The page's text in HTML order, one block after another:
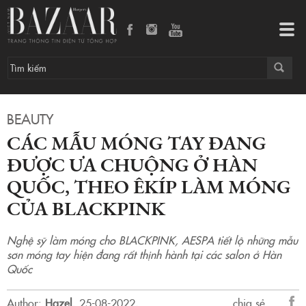
BEAUTY
CÁC MẪU MÓNG TAY ĐANG
ĐƯỢC ƯA CHUỘNG Ở HÀN
QUỐC, THEO ÊKÍP LÀM MÓNG
CỦA BLACKPINK
Nghệ sỹ làm móng cho BLACKPINK, AESPA tiết lộ những mẫu
sơn móng tay hiện đang rất thịnh hành tại các salon ở Hàn
Quốc
Author: Hazel. 25-08-2022.
chia sẻ